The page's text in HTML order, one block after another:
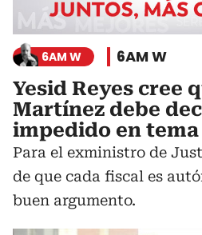
6AM W 6AM W
Yesid Reyes cree
Martínez debe
impedido en
Para el exministro de
de que cada fiscal es
buen argumento.